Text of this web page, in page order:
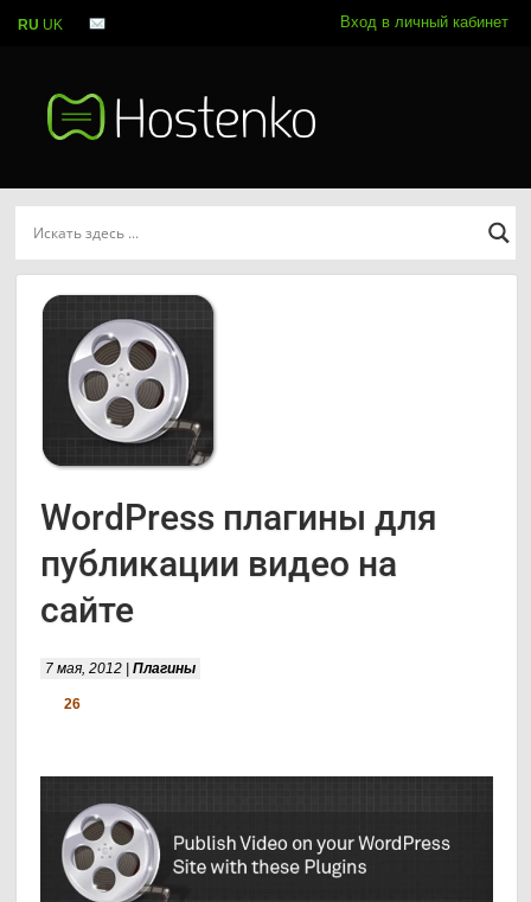
Вход в личный кабинет
WordPress плагины для
публикации видео на
сайте
7 мая, 2012 |Плагины
26
RU UK